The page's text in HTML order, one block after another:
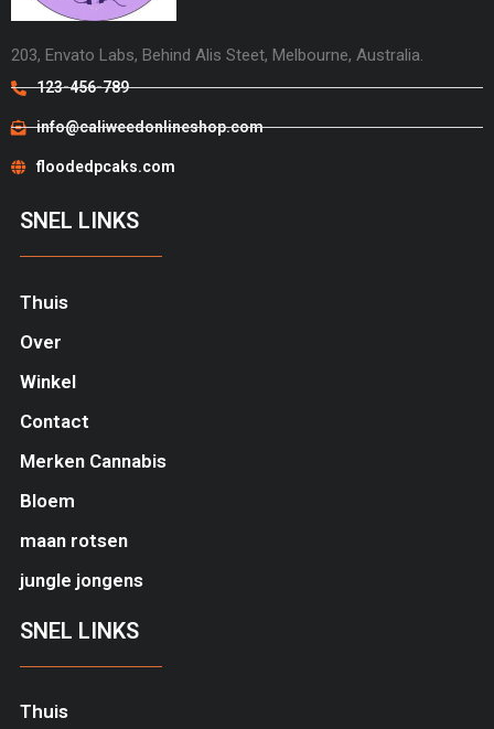
203, Envato Labs, Behind Alis Steet, Melbourne, Australia.
123-456-789
info@caliweedonlineshop.com
floodedpcaks.com
SNEL LINKS
Thuis
Over
Winkel
Contact
Merken Cannabis
Bloem
maan rotsen
jungle jongens
SNEL LINKS
Thuis